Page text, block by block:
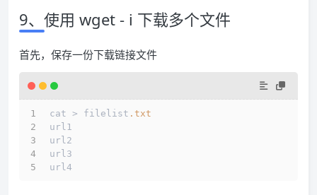
9、使用 wget - i 下载多个文件
首先，保存一份下载链接文件
cat > filelist .txt
url1
url2
url3
url4